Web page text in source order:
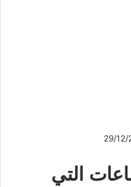
29/12/
التي